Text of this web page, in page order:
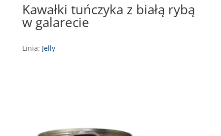
Kawałki tuńczyka z białą rybą
w galarecie
Linia: Jelly